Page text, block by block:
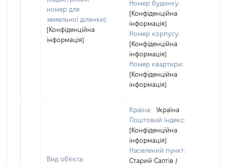
номер для
земельної ділянки):
[Конфіденційна
інформація]
Номер будинку:
[Конфіденційна
інформація]
Номер корпусу:
[Конфіденційна
інформація]
Номер квартири:
[Конфіденційна
інформація]
Вид об'єкта:
Країна:
Україна
Поштовий індекс:
[Конфіденційна
інформація]
Населений пункт:
Старий Салтів /